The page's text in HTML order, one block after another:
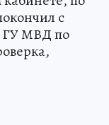
с
ГУ МВД по